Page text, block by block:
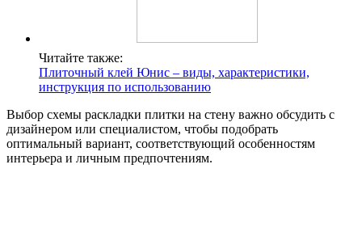
Читайте также:
Плиточный клей Юнис – виды, характеристики,
инструкция по использованию
Выбор схемы раскладки плитки на стену важно обсудить с
дизайнером или специалистом, чтобы подобрать
оптимальный вариант, соответствующий особенностям
интерьера и личным предпочтениям.